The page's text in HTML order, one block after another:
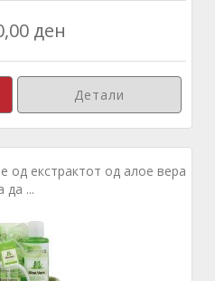
ден
Детали
од екстрактот од алое вера
да ...